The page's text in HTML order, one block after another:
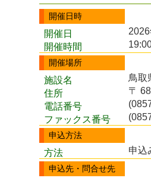
開催日時
開催日
開催時間
開催場所
施設名
鳥取
住所
〒
電話番号
ファックス番号
申込方法
方法 申込
申込先・問合せ先